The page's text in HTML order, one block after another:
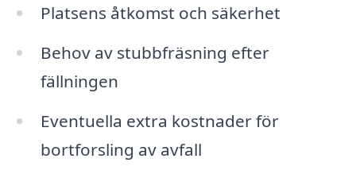
Platsens åtkomst och säkerhet
Behov av stubbfräsning efter
fällningen
Eventuella extra kostnader för
bortforsling av avfall